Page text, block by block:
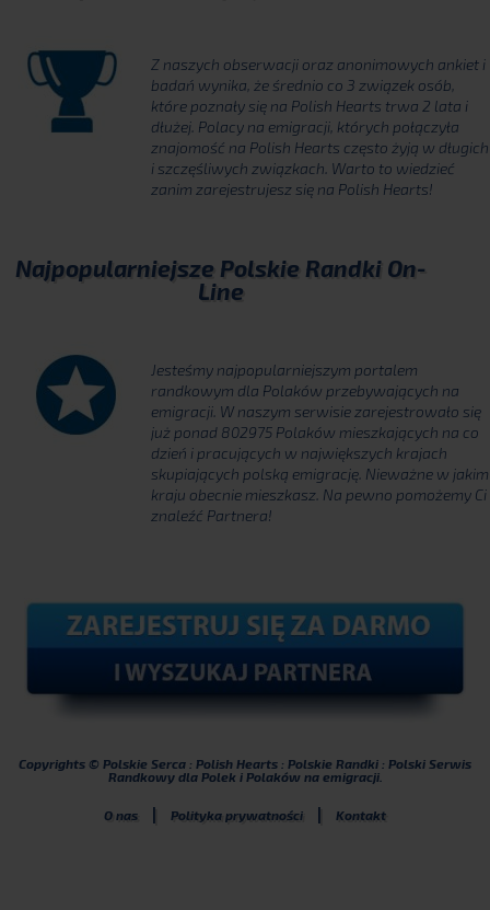
Z naszych obserwacji oraz anonimowych ankiet i
badań wynika, że średnio co 3 związek osób,
które poznały się na Polish Hearts trwa 2 lata i
dłużej. Polacy na emigracji, których połączyła
znajomość na Polish Hearts często żyją w długich
i szczęśliwych związkach. Warto to wiedzieć
zanim zarejestrujesz się na Polish Hearts!
Najpopularniejsze Polskie Randki On-
Line
Jesteśmy najpopularniejszym portalem
randkowym dla Polaków przebywających na
emigracji. W naszym serwisie zarejestrowało się
już ponad 802975 Polaków mieszkających na co
dzień i pracujących w największych krajach
skupiających polską emigrację. Nieważne w jakim
kraju obecnie mieszkasz. Na pewno pomożemy Ci
znaleźć Partnera!
Copyrights © Polskie Serca : Polish Hearts : Polskie Randki : Polski Serwis
Randkowy dla Polek i Polaków na emigracji.
O nas | Polityka prywatności | Kontakt